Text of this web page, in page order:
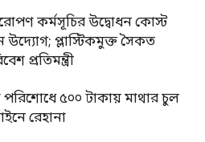
কর্মসূচির উদ্বোধন কোস্ট
উদ্যোগ; প্লাস্টিকমুক্ত সৈকত
প্রতিমন্ত্রী
৫০০ টাকায় মাথার চুল
রেহানা